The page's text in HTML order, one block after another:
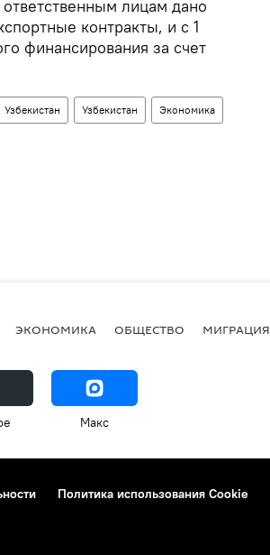
лицам дано
контракты, и с 1
финансирования за счет
Узбекистан Узбекистан Экономика
ЭКОНОМИКА ОБЩЕСТВО МИГРАЦИЯ
Макс
Политика использования Cookie